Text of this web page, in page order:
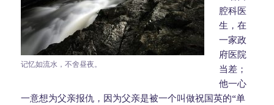
记忆如流水，不舍昼夜。
腔科医
生，在
一家政
府医院
当差；
他一心
一意想为父亲报仇，因为父亲是被一个叫做祝国英的“单